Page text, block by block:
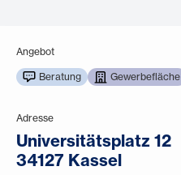
Angebot
Beratung Gewerbefläche
Adresse
Universitätsplatz 12
34127 Kassel